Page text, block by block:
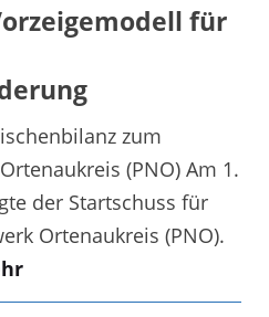
für
zum
(PNO) Am 1.
der Startschuss für
Ortenaukreis (PNO).